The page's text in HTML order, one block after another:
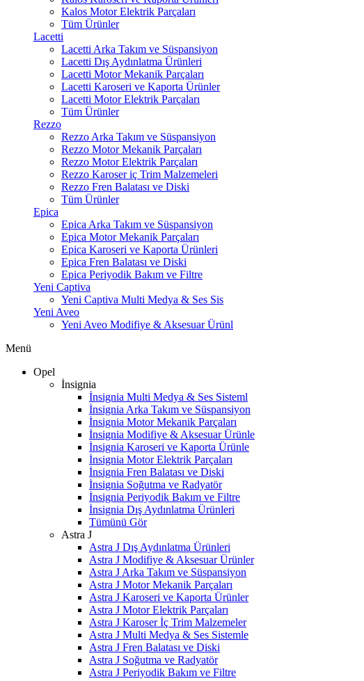
Kalos Motor Elektrik Parçaları
Tüm Ürünler
Lacetti
Lacetti Arka Takım ve Süspansiyon
Lacetti Dış Aydınlatma Ürünleri
Lacetti Motor Mekanik Parçaları
Lacetti Karoseri ve Kaporta Ürünler
Lacetti Motor Elektrik Parçaları
Tüm Ürünler
Rezzo
Rezzo Arka Takım ve Süspansiyon
Rezzo Motor Mekanik Parçaları
Rezzo Motor Elektrik Parçaları
Rezzo Karoser iç Trim Malzemeleri
Rezzo Fren Balatası ve Diski
Tüm Ürünler
Epica
Epica Arka Takım ve Süspansiyon
Epica Motor Mekanik Parçaları
Epica Karoseri ve Kaporta Ürünleri
Epica Fren Balatası ve Diski
Epica Periyodik Bakım ve Filtre
Yeni Captiva
Yeni Captiva Multi Medya & Ses Sis
Yeni Aveo
Yeni Aveo Modifiye & Aksesuar Ürünl
Menü
Opel
İnsignia
İnsignia Multi Medya & Ses Sisteml
İnsignia Arka Takım ve Süspansiyon
İnsignia Motor Mekanik Parçaları
İnsignia Modifiye & Aksesuar Ürünle
İnsignia Karoseri ve Kaporta Ürünle
İnsignia Motor Elektrik Parçaları
İnsignia Fren Balatası ve Diski
İnsignia Soğutma ve Radyatör
İnsignia Periyodik Bakım ve Filtre
İnsignia Dış Aydınlatma Ürünleri
Tümünü Gör
Astra J
Astra J Dış Aydınlatma Ürünleri
Astra J Modifiye & Aksesuar Ürünler
Astra J Arka Takım ve Süspansiyon
Astra J Motor Mekanik Parçaları
Astra J Karoseri ve Kaporta Ürünler
Astra J Motor Elektrik Parçaları
Astra J Karoser İç Trim Malzemeler
Astra J Multi Medya & Ses Sistemle
Astra J Fren Balatası ve Diski
Astra J Soğutma ve Radyatör
Astra J Periyodik Bakım ve Filtre